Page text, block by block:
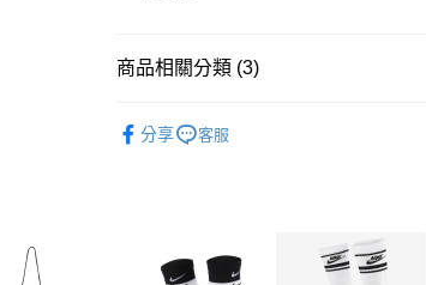
聯邦商業銀行
台新國際商業銀行
【關於「AFTEE先享後付」】
３．安心：先確認商品／服務後，再付款。
每筆NT$100，滿NT$1,500(含以上)免運費
商品相關分類 (3)
分享 客服